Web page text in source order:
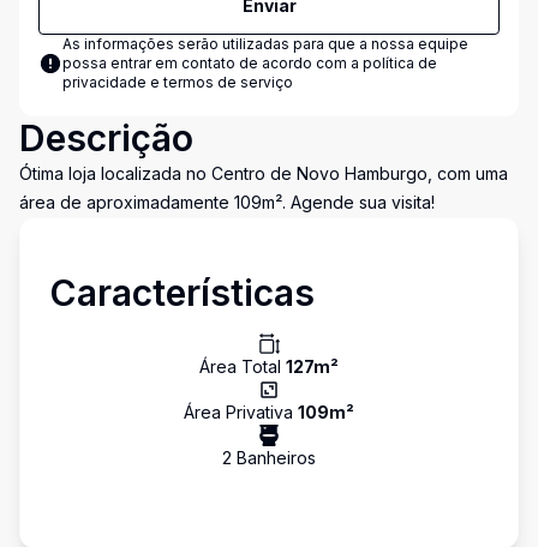
Enviar
As informações serão utilizadas para que a nossa equipe
possa entrar em contato de acordo com a política de
privacidade e termos de serviço
Descrição
Ótima loja localizada no Centro de Novo Hamburgo, com uma
área de aproximadamente 109m². Agende sua visita!
Características
Área Total 127m²
Área Privativa 109m²
2 Banheiros